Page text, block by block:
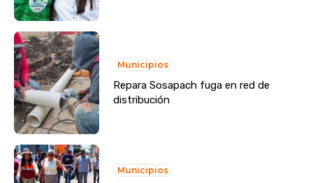
Municipios
Repara Sosapach fuga en red de
distribución
Municipios